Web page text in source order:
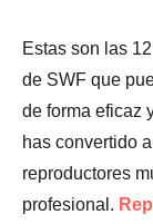
Estas son las
de SWF que
de forma eficaz
has convertido
reproductores
profesional.